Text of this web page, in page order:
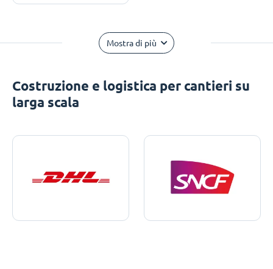
Mostra di più
Costruzione e logistica per cantieri su
larga scala